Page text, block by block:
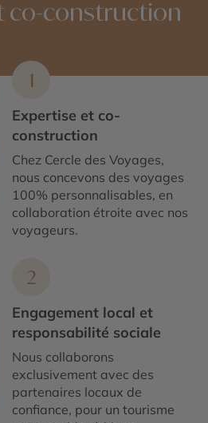
co-construction
1
Expertise et co-
construction
Chez Cercle des Voyages,
nous concevons des voyages
100% personnalisables, en
collaboration étroite avec nos
voyageurs.
2
Engagement local et
responsabilité sociale
Nous collaborons
exclusivement avec des
partenaires locaux de
confiance, pour un tourisme